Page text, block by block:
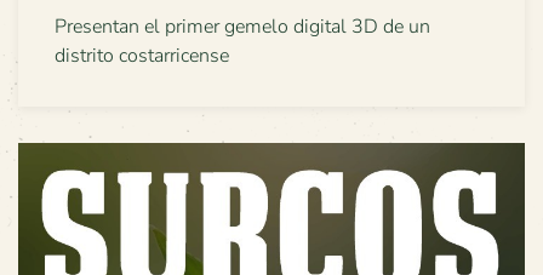
Presentan el primer gemelo digital 3D de un
distrito costarricense